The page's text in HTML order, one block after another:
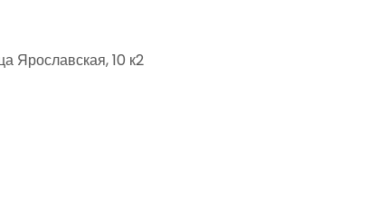
Ярославская, 10 к2